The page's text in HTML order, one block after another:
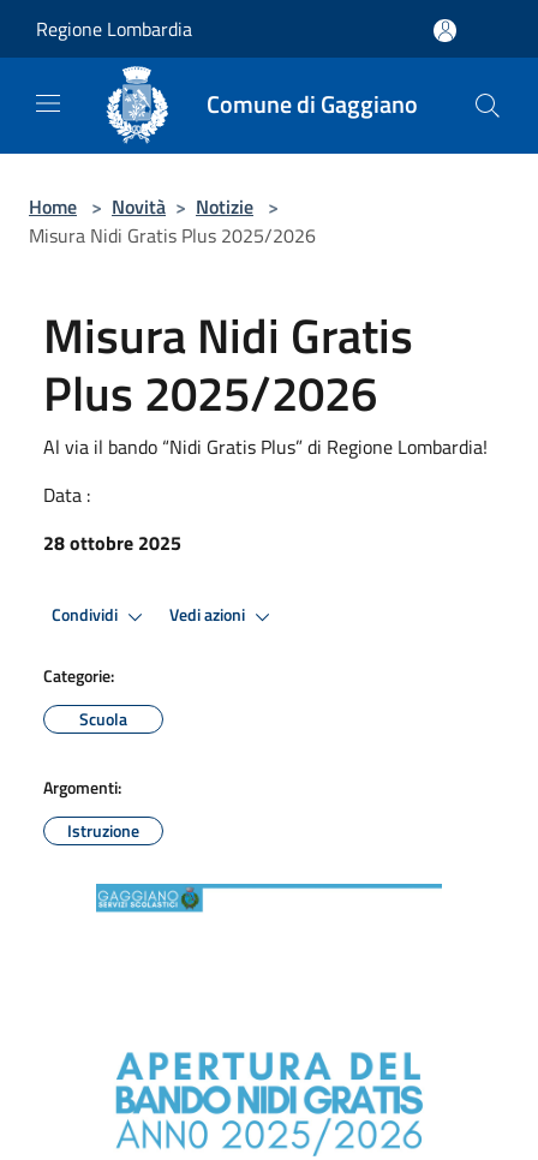
Regione Lombardia
Comune di Gaggiano
Home > Novità > Notizie >
Misura Nidi Gratis Plus 2025/2026
Misura Nidi Gratis
Plus 2025/2026
Al via il bando “Nidi Gratis Plus” di Regione Lombardia!
Data :
28 ottobre 2025
Condividi Vedi azioni
Categorie:
Scuola
Argomenti:
Istruzione